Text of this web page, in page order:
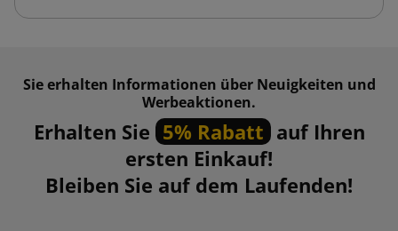
Sie erhalten Informationen über Neuigkeiten und
Werbeaktionen.
Erhalten Sie 5% Rabatt auf Ihren
ersten Einkauf!
Bleiben Sie auf dem Laufenden!